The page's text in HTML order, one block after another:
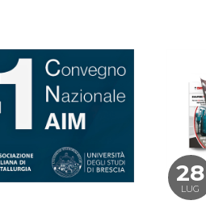
28
LUG